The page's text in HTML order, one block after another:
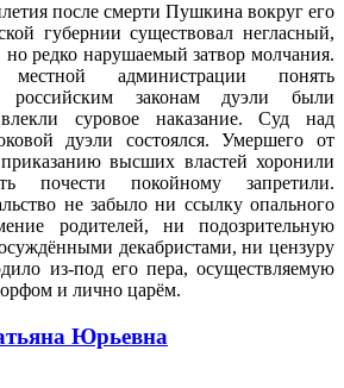
после смерти Пушкина вокруг его
губернии существовал негласный,
редко нарушаемый за­твор молчания.
местной администрации понять
законам дуэли были
суровое наказание. Суд над
дуэли состоялся. Умершего от
высших властей хоронили
почести покойному запрети­ли.
не забыло ни ссылку опального
родителей, ни подозрительную
декабристами, ни цензуру
из-под его пера, осуществляемую
и лично царём.
Юрьевна